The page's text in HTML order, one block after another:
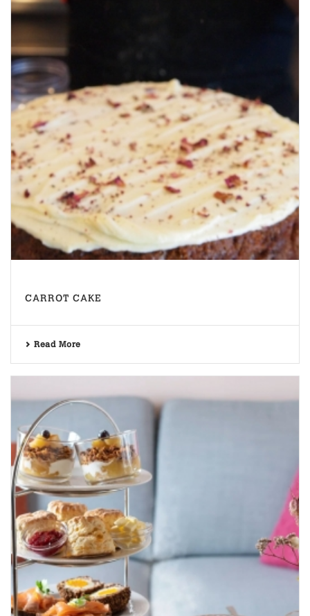
CARROT CAKE
Read More